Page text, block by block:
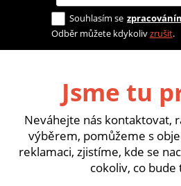
Souhlasím se
Odběr můžete kdykolivzrušit.
Jsme tu
Neváhejte nás kontaktovat,
výběrem, pomůžeme s
reklamaci, zjistíme, kde se
cokoliv, co bude